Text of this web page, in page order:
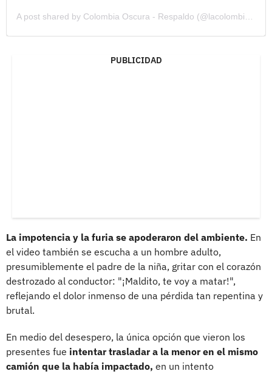
A post shared by Colombia Oscura - Respaldo (@lacolombiaoscura)
PUBLICIDAD
La impotencia y la furia se apoderaron del ambiente. En
el video también se escucha a un hombre adulto,
presumiblemente el padre de la niña, gritar con el corazón
destrozado al conductor: "¡Maldito, te voy a matar!",
reflejando el dolor inmenso de una pérdida tan repentina y
brutal.
En medio del desespero, la única opción que vieron los
presentes fue intentar trasladar a la menor en el mismo
camión que la había impactado, en un intento